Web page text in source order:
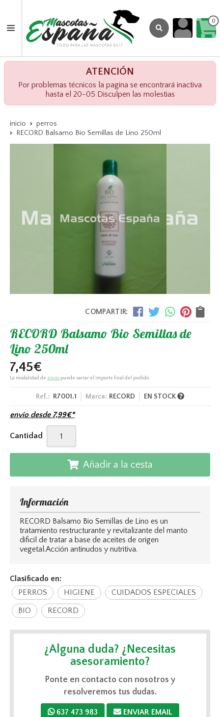
0
ATENCIÓN
Por problemas técnicos la pagina se encontrará inactiva
hasta el 20-05 Disculpen las molestias
inicio
perros
RECORD Balsamo Bio Semillas de Lino 250ml
COMPARTIR:
RECORD Balsamo Bio Semillas de
Lino 250ml
7,45€
La modalidad de envío puede variar el importe final del pedido.
Ref.: R7001.1 Marca: RECORD EN STOCK
envío desde 7,99€*
Cantidad
Añadir a la cesta
Información
RECORD Balsamo Bio Semillas de Lino es un
tratamiento restructurante y revitalizante del manto
dificil de tratar a base de aceites de origen
vegetal.Acción antinudos y nutritiva.
Clasificado en:
PERROS
HIGIENE CUIDADOS ESPECIALES
BIO RECORD
¿Alguna duda? ¿Necesitas
asesoramiento?
Ponte en contacto con nosotros y
resolveremos tus dudas.
637 473 983 ENVIAR EMAIL